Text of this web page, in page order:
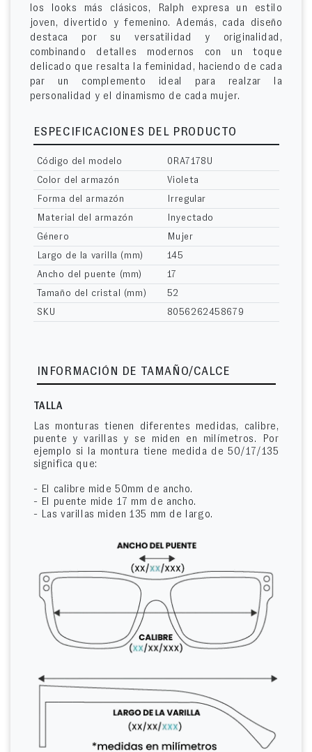
los looks más clásicos, Ralph expresa un estilo
joven, divertido y femenino. Además, cada diseño
destaca por su versatilidad y originalidad,
combinando detalles modernos con un toque
delicado que resalta la feminidad, haciendo de cada
par un complemento ideal para realzar la
personalidad y el dinamismo de cada mujer.
ESPECIFICACIONES DEL PRODUCTO
Código del modelo
0RA7178U
Color del armazón
Violeta
Forma del armazón
Irregular
Material del armazón
Inyectado
Género
Mujer
Largo de la varilla (mm)
145
Ancho del puente (mm)
17
Tamaño del cristal (mm)
52
SKU
8056262458679
INFORMACIÓN DE TAMAÑO/CALCE
TALLA
Las monturas tienen diferentes medidas, calibre,
puente y varillas y se miden en milímetros. Por
ejemplo si la montura tiene medida de 50/17/135
significa que:
- El calibre mide 50mm de ancho.
- El puente mide 17 mm de ancho.
- Las varillas miden 135 mm de largo.